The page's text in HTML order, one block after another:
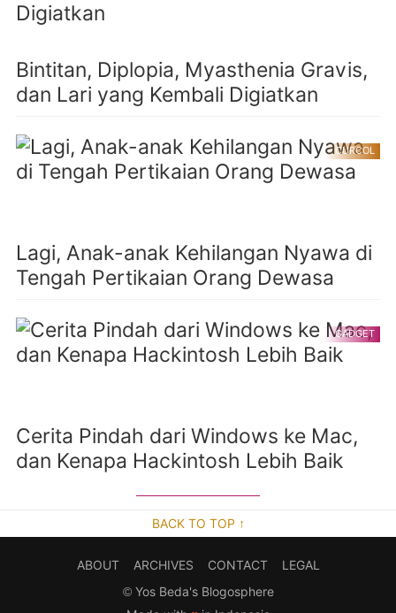
Bintitan, Diplopia, Myasthenia Gravis,
dan Lari yang Kembali Digiatkan
CURCOL
Lagi, Anak-anak Kehilangan Nyawa di
Tengah Pertikaian Orang Dewasa
GADGET
Cerita Pindah dari Windows ke Mac,
dan Kenapa Hackintosh Lebih Baik
BACK TO TOP ↑
ABOUT ARCHIVES CONTACT
LEGAL
© Yos Beda's Blogosphere